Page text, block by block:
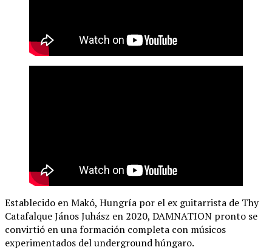
Establecido en Makó, Hungría por el ex guitarrista de Thy
Catafalque János Juhász en 2020, DAMNATION pronto se
convirtió en una formación completa con músicos
experimentados del underground húngaro.